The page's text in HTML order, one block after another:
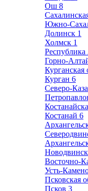
Ош 8
Южно-
Долинск 1
Холмск 1
Республика
Горно-
Курганская
Курган 6
Северо-
Костанай 6
Новодвинск
Восточно-
Усть-
Псковская
Псков 3